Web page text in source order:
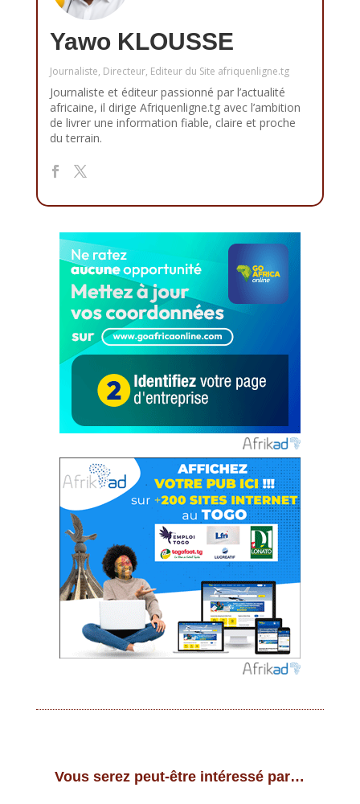
Yawo KLOUSSE
Journaliste, Directeur, Editeur du Site afriquenligne.tg
Journaliste et éditeur passionné par l’actualité
africaine, il dirige Afriquenligne.tg avec l’ambition
de livrer une information fiable, claire et proche
du terrain.
Vous serez peut-être intéressé par…